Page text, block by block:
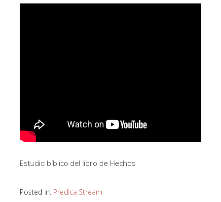
Estudio bíblico del libro de Hechos
Posted in: Predica Stream